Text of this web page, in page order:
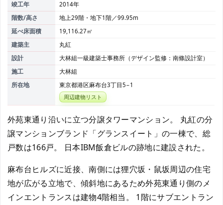
竣工年
2014年
階数/高さ
地上29階・地下1階／99.95m
延べ床面積
19,116.27㎡
建築主
丸紅
設計
大林組一級建築士事務所（デザイン監修：南條設計室）
施工
大林組
所在地
東京都港区麻布台3丁目5−1
周辺建物リスト
外苑東通り沿いに立つ分譲タワーマンション。 丸紅の分
譲マンションブランド「グランスイート」の一棟で、総
戸数は166戸。 日本IBM飯倉ビルの跡地に建設された。
麻布台ヒルズに近接、南側には狸穴坂・鼠坂周辺の住宅
地が広がる立地で、傾斜地にあるため外苑東通り側のメ
インエントランスは建物4階相当。 1階にサブエントラン